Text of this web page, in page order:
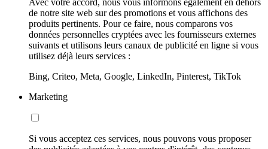
Avec votre accord, nous vous informons également en dehors
de notre site web sur des promotions et vous affichons des
produits pertinents. Pour ce faire, nous comparons vos
données personnelles cryptées avec les fournisseurs externes
suivants et utilisons leurs canaux de publicité en ligne si vous
utilisez déjà leurs services :
Bing, Criteo, Meta, Google, LinkedIn, Pinterest, TikTok
Marketing
Si vous acceptez ces services, nous pouvons vous proposer